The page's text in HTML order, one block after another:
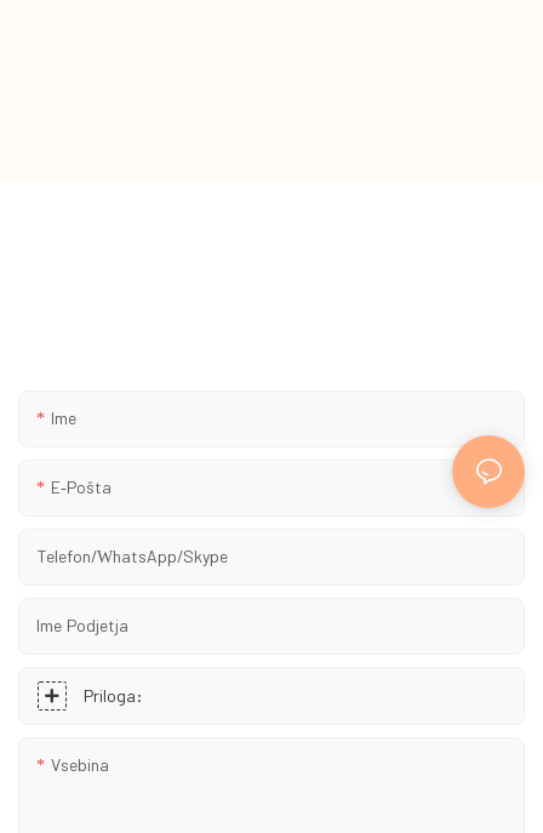
Ime
E-Pošta
Telefon/WhatsApp/Skype
Ime Podjetja
Priloga:
Vsebina